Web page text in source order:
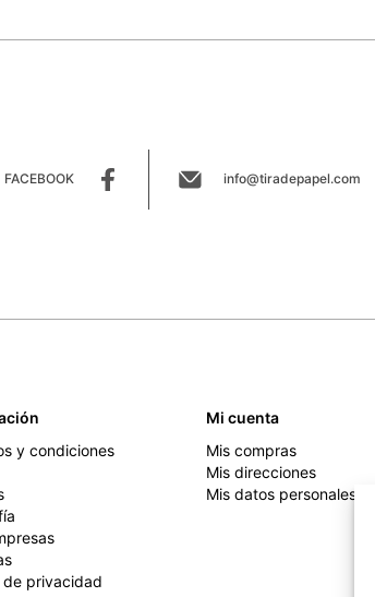
FACEBOOK info@tiradepapel.com
y condiciones
de privacidad
Mi cuenta
Mis compras
Mis direcciones
Mis datos personales